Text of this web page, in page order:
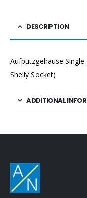
DESCRIPTION
Aufputzgehäuse
Shelly Socket)
ADDITIONAL